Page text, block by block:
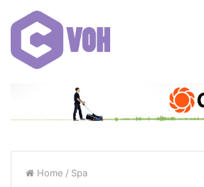
Home / Spa